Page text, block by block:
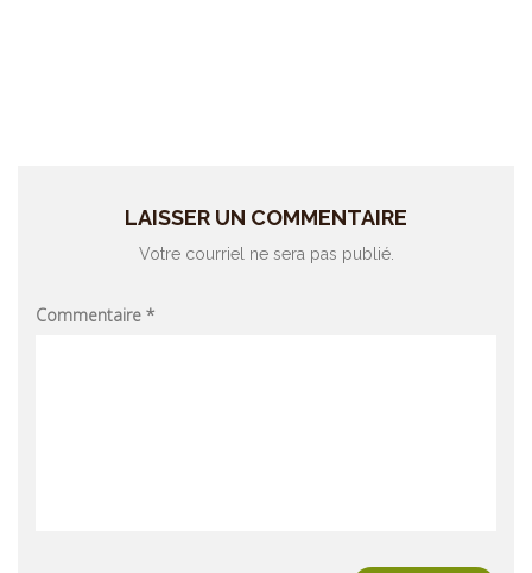
LAISSER UN COMMENTAIRE
Votre courriel ne sera pas publié.
Commentaire *